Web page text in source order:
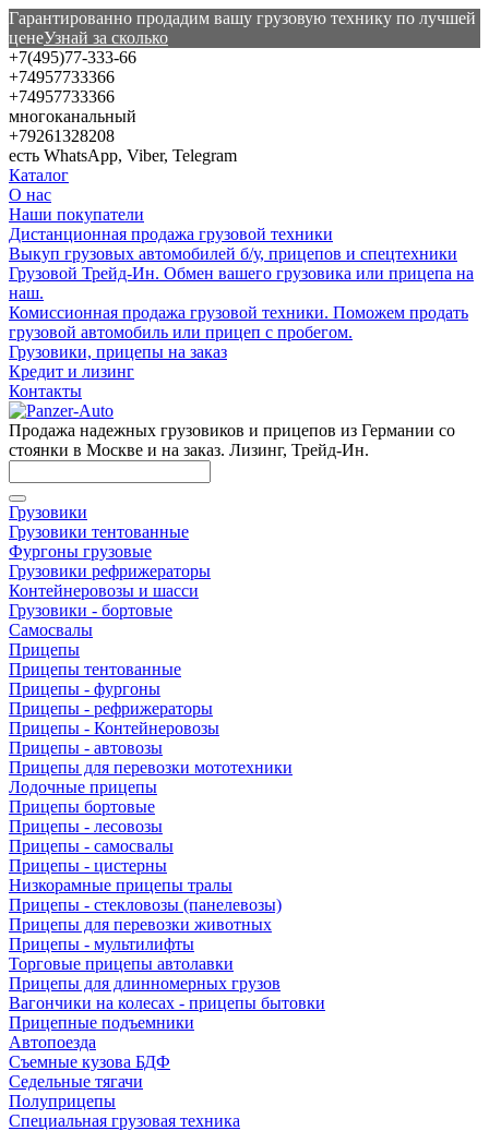
Гарантированно продадим вашу грузовую технику по лучшей
ценеУзнай за сколько
+7(495)77-333-66
+74957733366
+74957733366
многоканальный
+79261328208
есть WhatsApp, Viber, Telegram
Каталог
О нас
Наши покупатели
Дистанционная продажа грузовой техники
Выкуп грузовых автомобилей б/у, прицепов и спецтехники
Грузовой Трейд-Ин. Обмен вашего грузовика или прицепа на
наш.
Комиссионная продажа грузовой техники. Поможем продать
грузовой автомобиль или прицеп с пробегом.
Грузовики, прицепы на заказ
Кредит и лизинг
Контакты
Продажа надежных грузовиков и прицепов из Германии со
стоянки в Москве и на заказ. Лизинг, Трейд-Ин.
Грузовики
Грузовики тентованные
Фургоны грузовые
Грузовики рефрижераторы
Контейнеровозы и шасси
Грузовики - бортовые
Самосвалы
Прицепы
Прицепы тентованные
Прицепы - фургоны
Прицепы - рефрижераторы
Прицепы - Контейнеровозы
Прицепы - автовозы
Прицепы для перевозки мототехники
Лодочные прицепы
Прицепы бортовые
Прицепы - лесовозы
Прицепы - самосвалы
Прицепы - цистерны
Низкорамные прицепы тралы
Прицепы - стекловозы (панелевозы)
Прицепы для перевозки животных
Прицепы - мультилифты
Торговые прицепы автолавки
Прицепы для длинномерных грузов
Вагончики на колесах - прицепы бытовки
Прицепные подъемники
Автопоезда
Съемные кузова БДФ
Седельные тягачи
Полуприцепы
Специальная грузовая техника